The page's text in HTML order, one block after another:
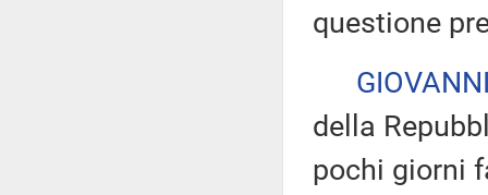
questione
della
pochi giorni